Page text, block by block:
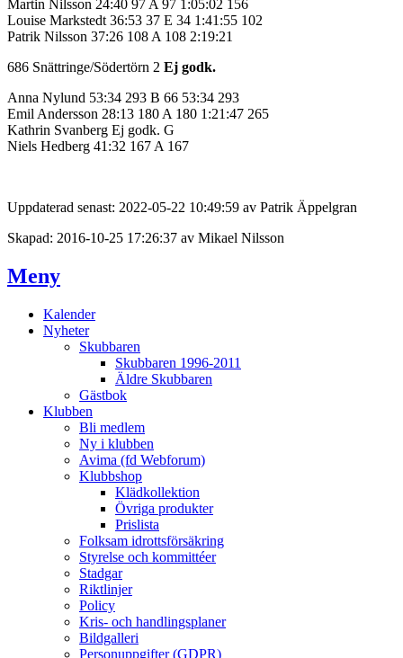
Martin Nilsson 24:40 97 A 97 1:05:02 156
Louise Markstedt 36:53 37 E 34 1:41:55 102
Patrik Nilsson 37:26 108 A 108 2:19:21
686 Snättringe/Södertörn 2 Ej godk.
Anna Nylund 53:34 293 B 66 53:34 293
Emil Andersson 28:13 180 A 180 1:21:47 265
Kathrin Svanberg Ej godk. G
Niels Hedberg 41:32 167 A 167
Uppdaterad senast: 2022-05-22 10:49:59 av Patrik Äppelgran
Skapad: 2016-10-25 17:26:37 av Mikael Nilsson
Meny
Kalender
Nyheter
Skubbaren
Skubbaren 1996-2011
Äldre Skubbaren
Gästbok
Klubben
Bli medlem
Ny i klubben
Avima (fd Webforum)
Klubbshop
Klädkollektion
Övriga produkter
Prislista
Folksam idrottsförsäkring
Styrelse och kommittéer
Stadgar
Riktlinjer
Policy
Kris- och handlingsplaner
Bildgalleri
Personuppgifter (GDPR)